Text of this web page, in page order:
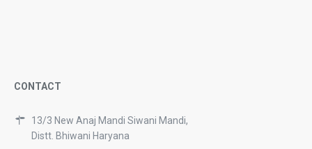
CONTACT
13/3 New Anaj Mandi Siwani Mandi,
Distt. Bhiwani Haryana